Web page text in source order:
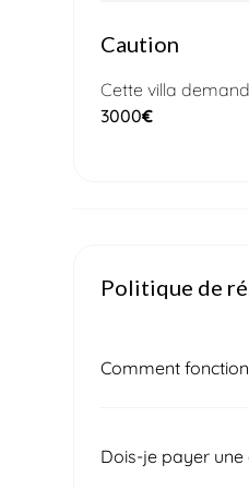
Caution
Cette villa
3000€
Politique de
Comment
pour confirmer le
Dois-je payer une